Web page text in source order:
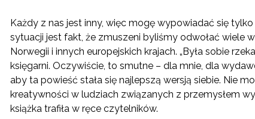
Każdy z nas jest inny, więc mogę wypowiadać się
sytuacji jest fakt, że zmuszeni byliśmy odwołać wiele
Norwegii i innych europejskich krajach. „Była sobie
księgarni. Oczywiście, to smutne – dla mnie, dla
aby ta powieść stała się najlepszą wersją siebie. Nie
kreatywności w ludziach związanych z przemysłem
książka trafiła w ręce czytelników.